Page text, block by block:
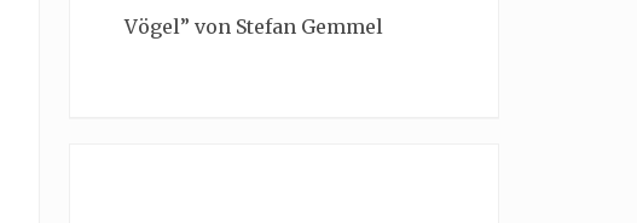
Vögel” von Stefan Gemmel